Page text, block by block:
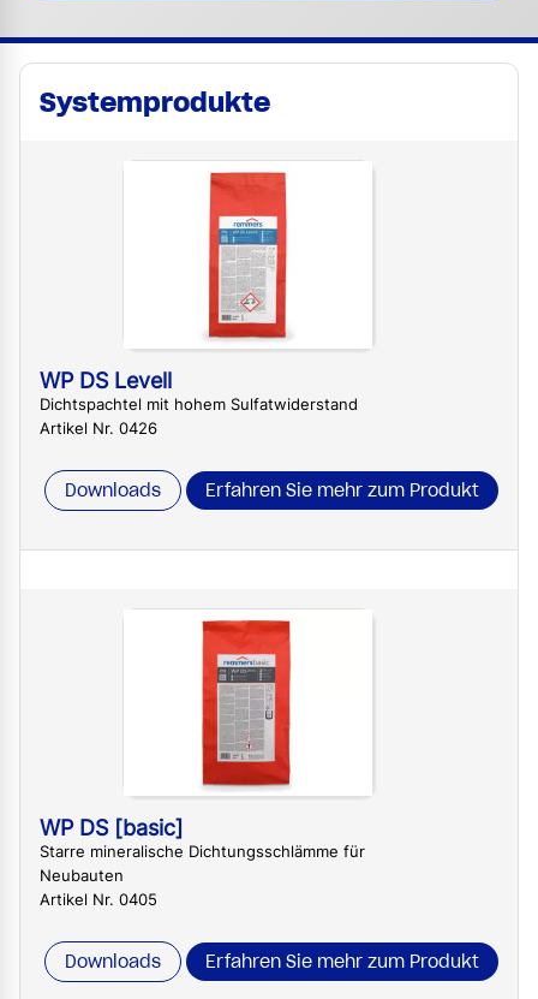
Systemprodukte
WP DS Levell
Dichtspachtel mit hohem Sulfatwiderstand
Artikel Nr. 0426
Downloads Erfahren Sie mehr zum Produkt
WP DS [basic]
Starre mineralische Dichtungsschlämme für
Neubauten
Artikel Nr. 0405
Downloads Erfahren Sie mehr zum Produkt